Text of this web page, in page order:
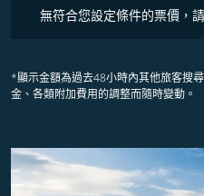
無符合您設定條件的票價，
*顯示金額為過去48小時內其他旅客搜
金、各類附加費用的調整而隨時變動。